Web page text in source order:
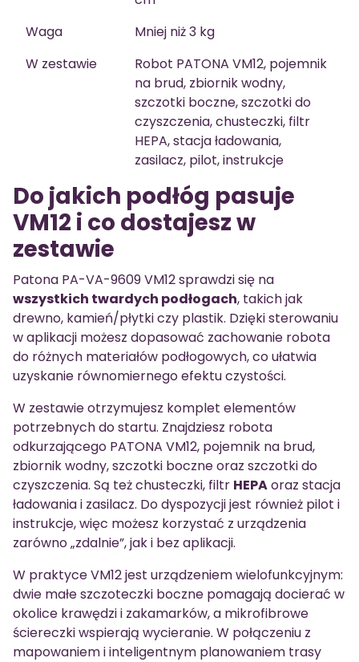
Waga
Mniej niż 3 kg
W zestawie
Robot PATONA VM12, pojemnik
na brud, zbiornik wodny,
szczotki boczne, szczotki do
czyszczenia, chusteczki, filtr
HEPA, stacja ładowania,
zasilacz, pilot, instrukcje
Do jakich podłóg pasuje
VM12 i co dostajesz w
zestawie
Patona PA-VA-9609 VM12 sprawdzi się na
wszystkich twardych podłogach, takich jak
drewno, kamień/płytki czy plastik. Dzięki sterowaniu
w aplikacji możesz dopasować zachowanie robota
do różnych materiałów podłogowych, co ułatwia
uzyskanie równomiernego efektu czystości.
W zestawie otrzymujesz komplet elementów
potrzebnych do startu. Znajdziesz robota
odkurzającego PATONA VM12, pojemnik na brud,
zbiornik wodny, szczotki boczne oraz szczotki do
czyszczenia. Są też chusteczki, filtr HEPAoraz stacja
ładowania i zasilacz. Do dyspozycji jest również pilot i
instrukcje, więc możesz korzystać z urządzenia
zarówno „zdalnie”, jak i bez aplikacji.
W praktyce VM12 jest urządzeniem wielofunkcyjnym:
dwie małe szczoteczki boczne pomagają docierać w
okolice krawędzi i zakamarków, a mikrofibrowe
ściereczki wspierają wycieranie. W połączeniu z
mapowaniem i inteligentnym planowaniem trasy